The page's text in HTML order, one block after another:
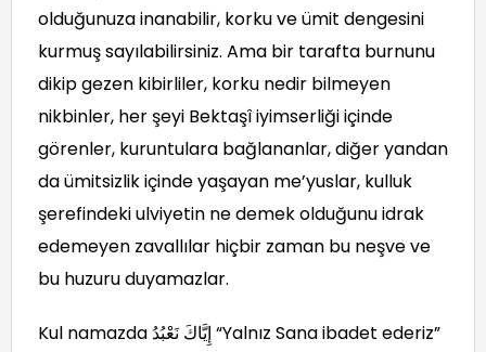
olduğunuza inanabilir, korku ve ümit dengesini
kurmuş sayılabilirsiniz. Ama bir tarafta burnunu
dikip gezen kibirliler, korku nedir bilmeyen
nikbinler, her şeyi Bektaşî iyimserliği içinde
görenler, kuruntulara bağlananlar, diğer yandan
da ümitsizlik içinde yaşayan me’yuslar, kulluk
şerefindeki ulviyetin ne demek olduğunu idrak
edemeyen zavallılar hiçbir zaman bu neşve ve
bu huzuru duyamazlar.
Kul namazda إِيَّاكَ نَعْبُدُ “Yalnız Sana ibadet ederiz”